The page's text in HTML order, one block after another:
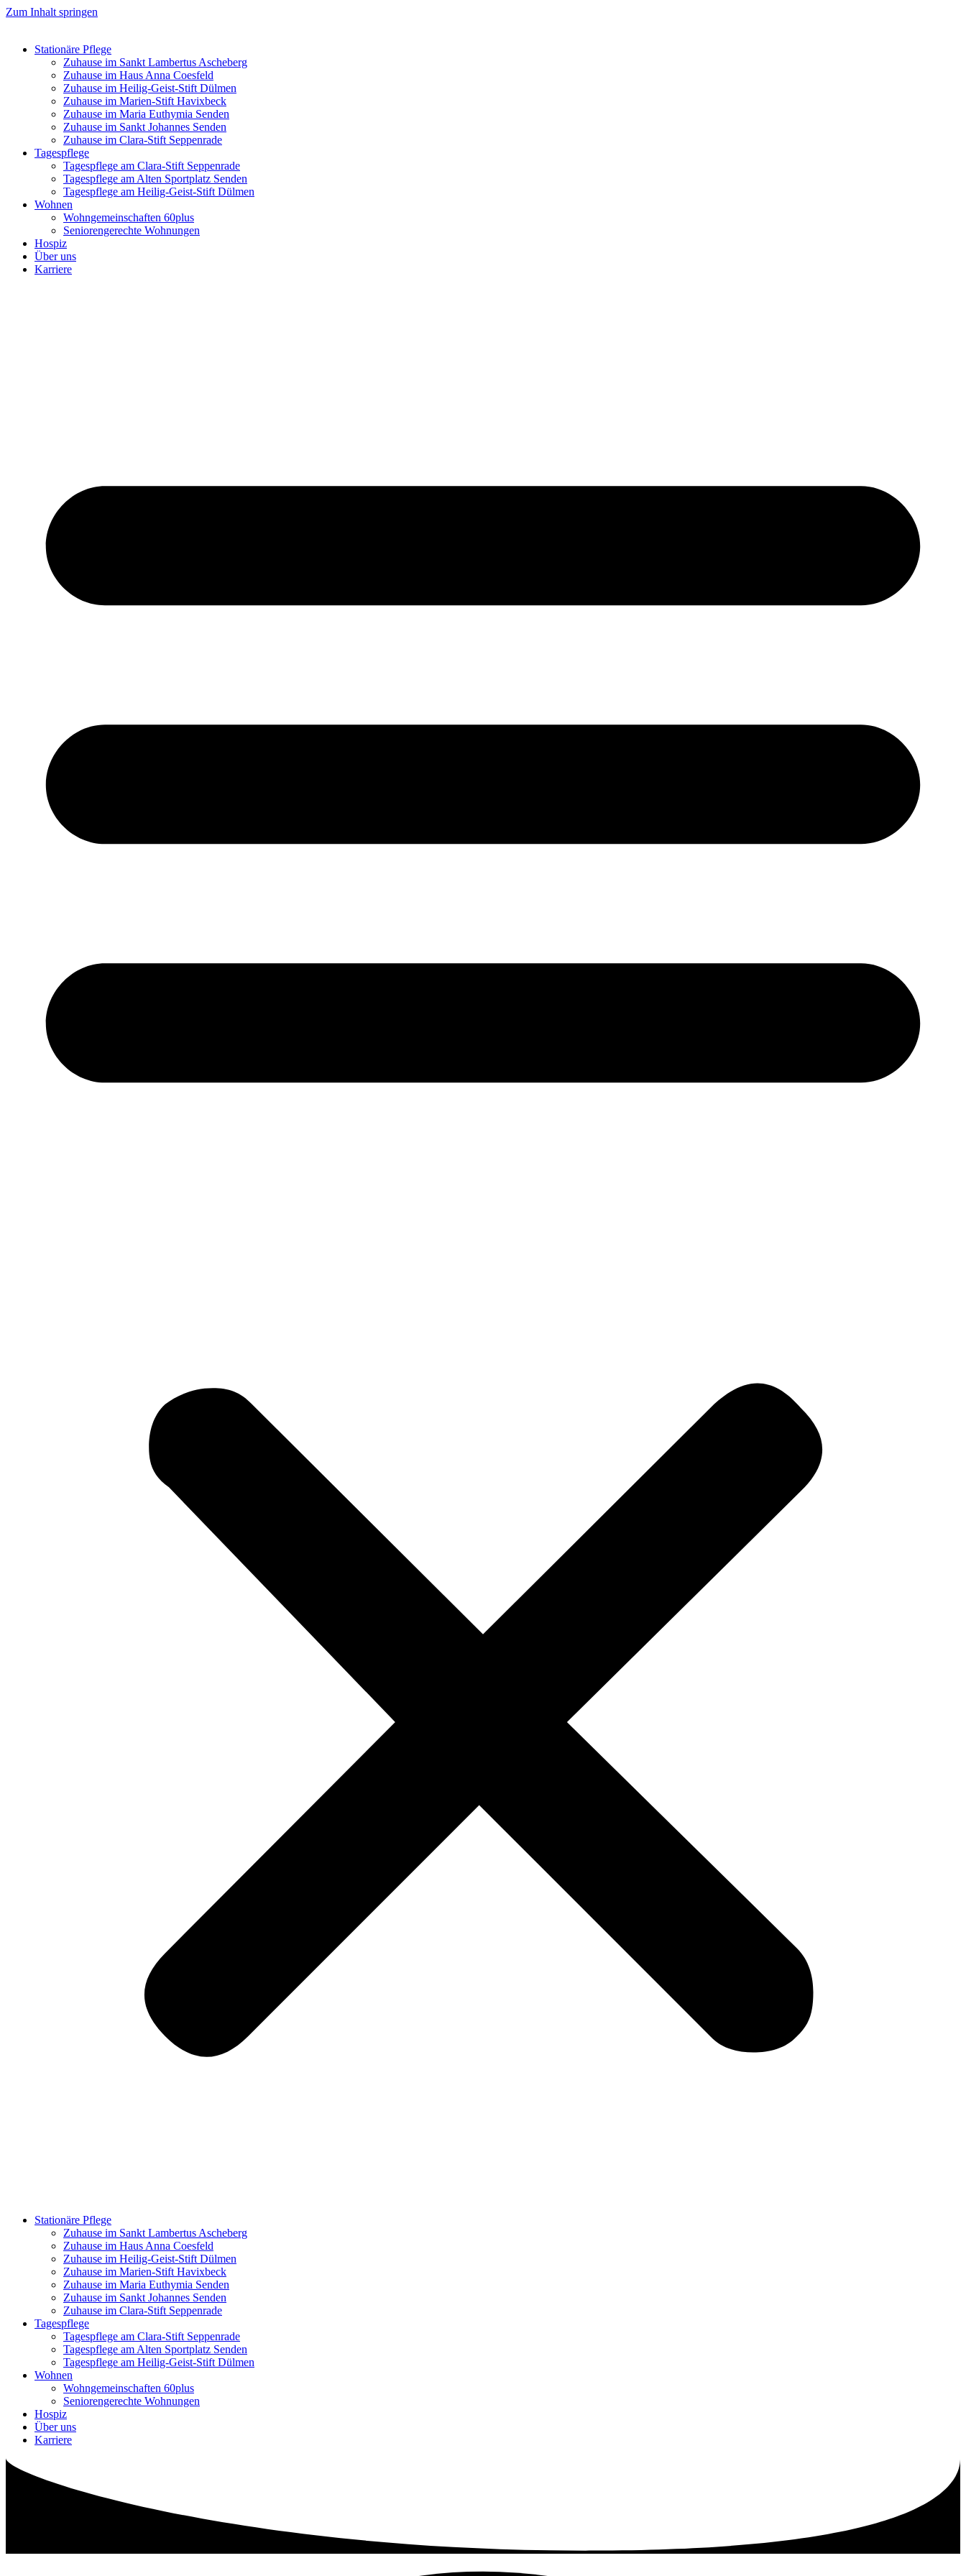
Zum Inhalt springen
Stationäre Pflege
Zuhause im Sankt Lambertus Ascheberg
Zuhause im Haus Anna Coesfeld
Zuhause im Heilig-Geist-Stift Dülmen
Zuhause im Marien-Stift Havixbeck
Zuhause im Maria Euthymia Senden
Zuhause im Sankt Johannes Senden
Zuhause im Clara-Stift Seppenrade
Tagespflege
Tagespflege am Clara-Stift Seppenrade
Tagespflege am Alten Sportplatz Senden
Tagespflege am Heilig-Geist-Stift Dülmen
Wohnen
Wohngemeinschaften 60plus
Seniorengerechte Wohnungen
Hospiz
Über uns
Karriere
Stationäre Pflege
Zuhause im Sankt Lambertus Ascheberg
Zuhause im Haus Anna Coesfeld
Zuhause im Heilig-Geist-Stift Dülmen
Zuhause im Marien-Stift Havixbeck
Zuhause im Maria Euthymia Senden
Zuhause im Sankt Johannes Senden
Zuhause im Clara-Stift Seppenrade
Tagespflege
Tagespflege am Clara-Stift Seppenrade
Tagespflege am Alten Sportplatz Senden
Tagespflege am Heilig-Geist-Stift Dülmen
Wohnen
Wohngemeinschaften 60plus
Seniorengerechte Wohnungen
Hospiz
Über uns
Karriere